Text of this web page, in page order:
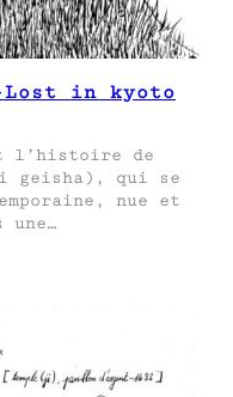
Lost in kyoto
l’histoire de
geisha), qui se
nue et
une…